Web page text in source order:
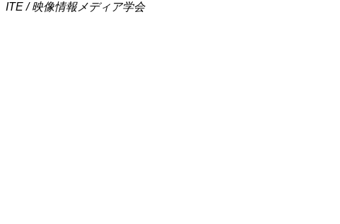
ITE / 映像情報メディア学会